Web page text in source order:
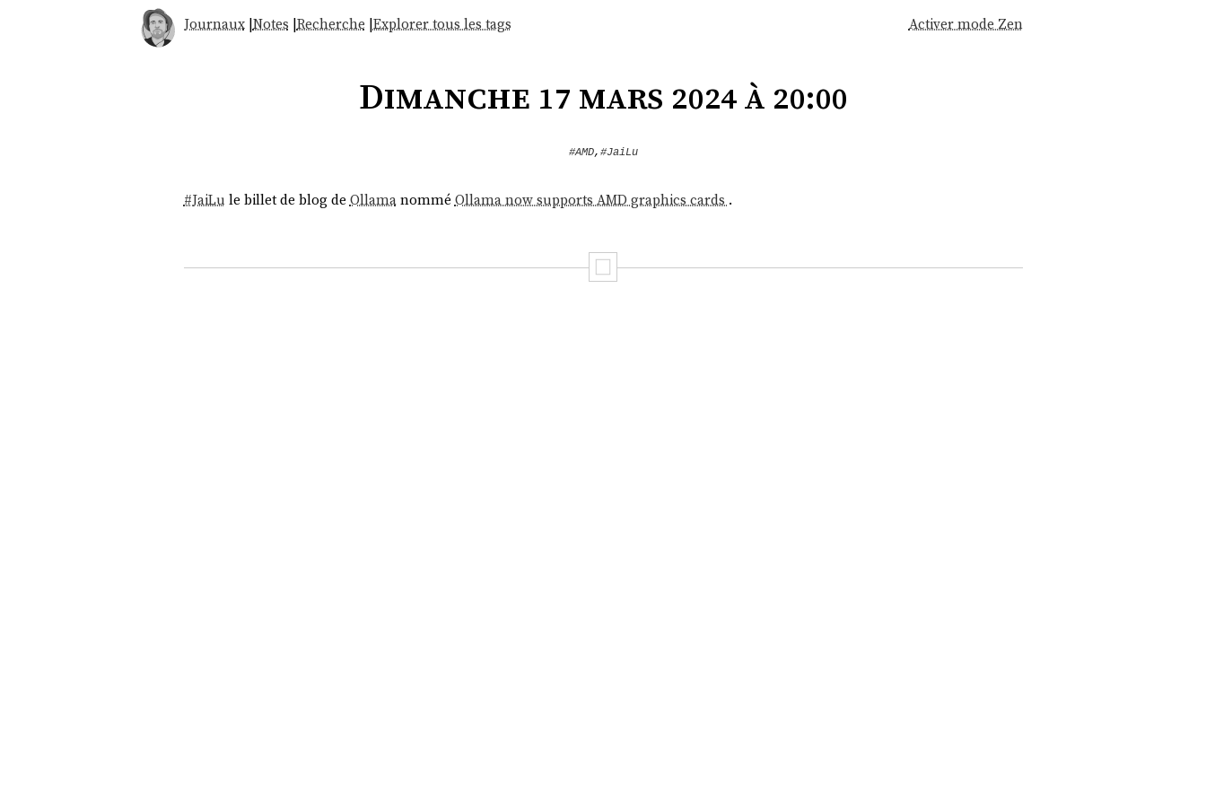
Journaux|Notes |Recherche |Explorer tous les tags Activer mode Zen
Dimanche 17 mars 2024 à 20:00
#AMD, #JaiLu
#JaiLu le billet de blog de Ollamanommé Ollama now supports AMD graphics cards .